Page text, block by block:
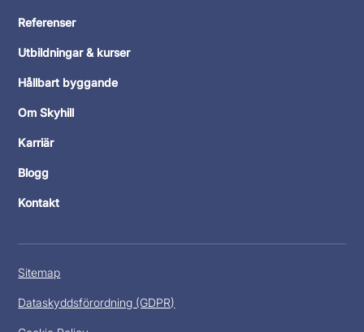
Referenser
Utbildningar & kurser
Hållbart byggande
Om Skyhill
Karriär
Blogg
Kontakt
Sitemap
Dataskyddsförordning (GDPR)